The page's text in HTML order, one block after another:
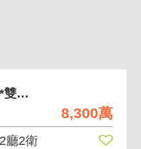
8,300萬
A08-天母上北澤豪宅四房*雙車位*大露台
廳2衛